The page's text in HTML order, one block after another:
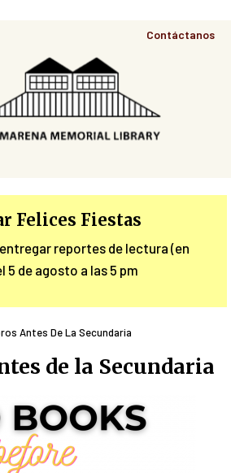
Top
Menu
Contáctanos
Felices Fiestas
entregar reportes de lectura (en
5 de agosto a las 5 pm
Antes De La Secundaria
de la Secundaria